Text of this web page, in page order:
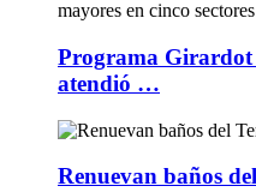
Programa Girardot
atendió …
Renuevan baños